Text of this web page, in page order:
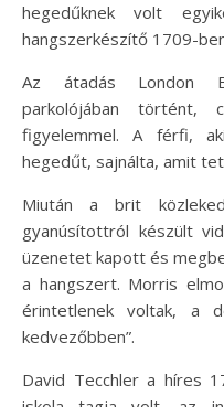
hegedűknek volt
hangszerkészítő 1709-
Az átadás London
parkolójában történt,
figyelemmel. A férfi,
hegedűt, sajnálta, amit
Miután a brit
gyanúsítottról készült
üzenetet kapott és
a hangszert. Morris
érintetlenek voltak, a
kedvezőbben”.
David Tecchler a híres